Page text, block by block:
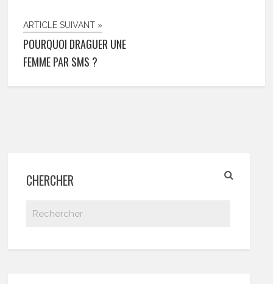
ARTICLE SUIVANT »
POURQUOI DRAGUER UNE
FEMME PAR SMS ?
CHERCHER